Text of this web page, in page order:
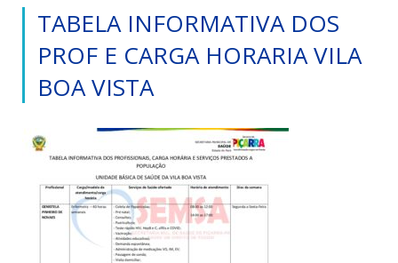
TABELA INFORMATIVA DOS
PROF E CARGA HORARIA VILA
BOA VISTA